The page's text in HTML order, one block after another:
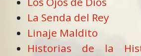
La Senda del Rey
Linaje Maldito
Historias de la